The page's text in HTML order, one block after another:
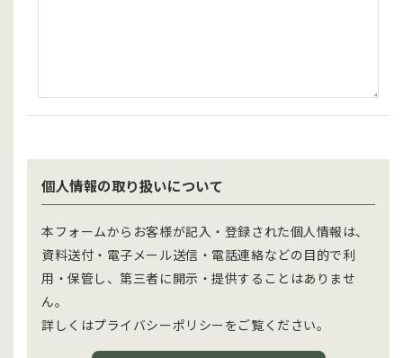
個人情報の取り扱いについて
本フォームからお客様が記入・登録された個人情報は、
資料送付・電子メール送信・電話連絡などの目的で利
用・保管し、第三者に開示・提供することはありませ
ん。
詳しくはプライバシーポリシーをご覧ください。